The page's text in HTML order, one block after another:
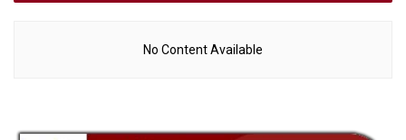
No Content Available